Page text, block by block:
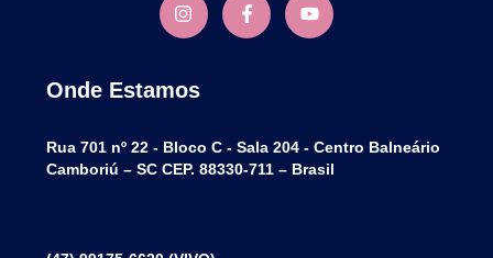
Onde Estamos
Rua 701 nº 22 - Bloco C - Sala 204 - Centro Balneário
Camboriú – SC CEP. 88330-711 – Brasil